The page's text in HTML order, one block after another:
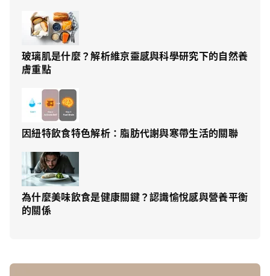
玻璃肌是什麼？解析維京靈感與科學研究下的自然養
膚重點
因紐特飲食特色解析：脂肪代謝與寒帶生活的關聯
為什麼美味飲食是健康關鍵？認識愉悅感與營養平衡
的關係